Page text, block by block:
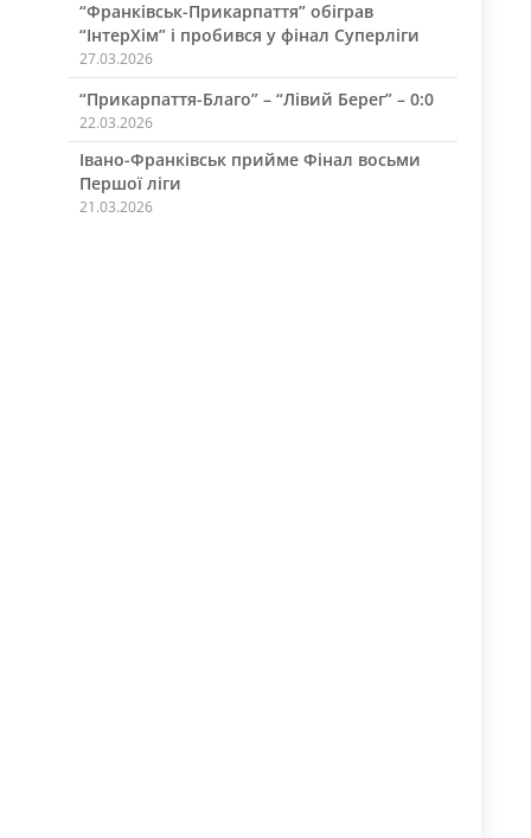
“Франківськ-Прикарпаття” обіграв
“ІнтерХім” і пробився у фінал Суперліги
27.03.2026
“Прикарпаття-Благо” – “Лівий Берег” – 0:0
22.03.2026
Івано-Франківськ прийме Фінал восьми
Першої ліги
21.03.2026